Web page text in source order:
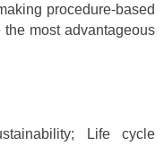
procedure-based
most advantageous
Life cycle